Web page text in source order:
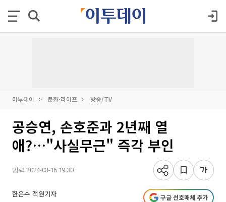
이투데이 문화·라이프 방송/TV
공승연, 손호준과 2년째 열
애?…"사실무근" 즉각 부인
입력 2024-03-16 19:30
한은수 객원기자 구글 선호매체 추가